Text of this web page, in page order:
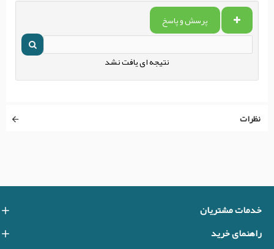
پرسش و پاسخ
نتیجه ای یافت نشد
نظرات
خدمات مشتریان
راهنمای خرید